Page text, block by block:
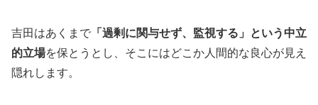
吉田はあくまで 「過剰に関与せず、監視する」という中立
的立場を保とうとし、そこにはどこか人間的な良心が見え
隠れします。